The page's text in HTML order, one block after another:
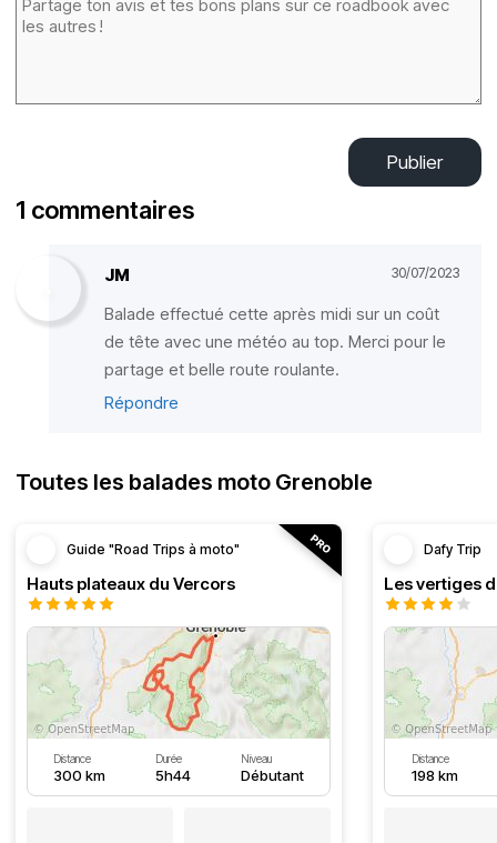
Publier
1 commentaires
JM 30/07/2023
Balade effectué cette après midi sur un coût
de tête avec une météo au top. Merci pour le
partage et belle route roulante.
Répondre
Toutes les balades moto Grenoble
Guide "Road Trips à moto"
Hauts plateaux du Vercors
Distance
300 km
Durée
5h44
Niveau
Débutant
Dafy Trip
Les vertiges
Distance
198 km